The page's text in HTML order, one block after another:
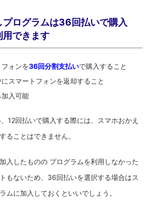
プログラムは36回払いで購入
用できます
ォンを36回分割支払いで購入すること
スマートフォンを返却すること
入可能
12回払いで購入する際には、スマホおかえ
ることはできません。
入したものの プログラムを利用しなかった
もないため、36回払いを選択する場合はス
ムに加入しておくといいでしょう。